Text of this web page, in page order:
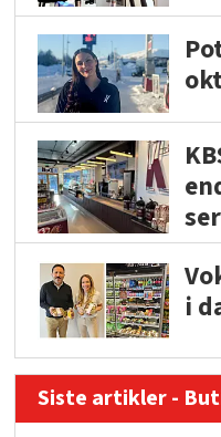
i
Siste artikler -